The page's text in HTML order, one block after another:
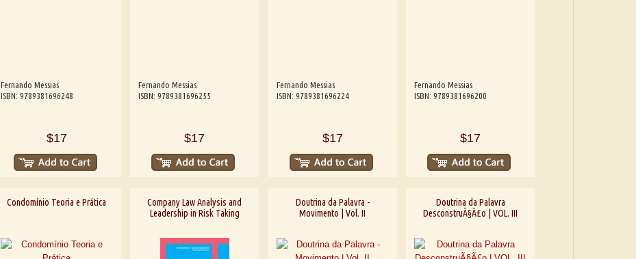
Fernando Messias
ISBN: 9789381696248
$17
Fernando Messias
ISBN: 9789381696255
$17
Fernando Messias
ISBN: 9789381696224
$17
Fernando Messias
ISBN: 9789381696200
$17
Condomínio Teoria e Prática
Company Law Analysis and
Leadership in Risk Taking
Doutrina da Palavra -
Movimento | Vol. II
Doutrina da Palavra
DesconstruÃ§Ã£o | VOL. III